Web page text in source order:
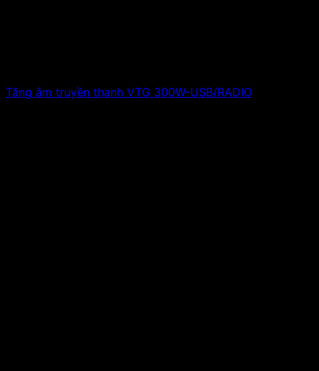
Tăng âm truyền thanh VTG 300W-USB/RADIO